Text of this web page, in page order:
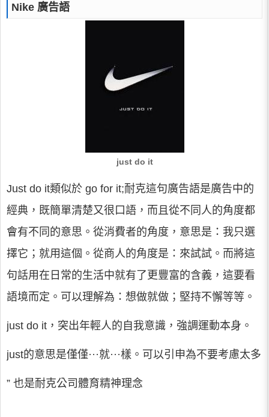
Nike 廣告語
just do it
Just do it類似於 go for it;耐克這句廣告語是廣告中的
經典，既簡單清楚又很口語，而且從不同人的角度都
會有不同的意思。從消費者的角度，意思是：我只選
擇它；就用這個。從商人的角度是：來試試。而將這
句話用在日常的生活中就有了更豐富的含義，這要看
語境而定。可以理解為：想做就做；堅持不懈等等。
just do it，突出年輕人的自我意識，強調運動本身。
just的意思是僅僅···就···樣。可以引申為不要考慮太多
” 也是耐克公司體育精神理念